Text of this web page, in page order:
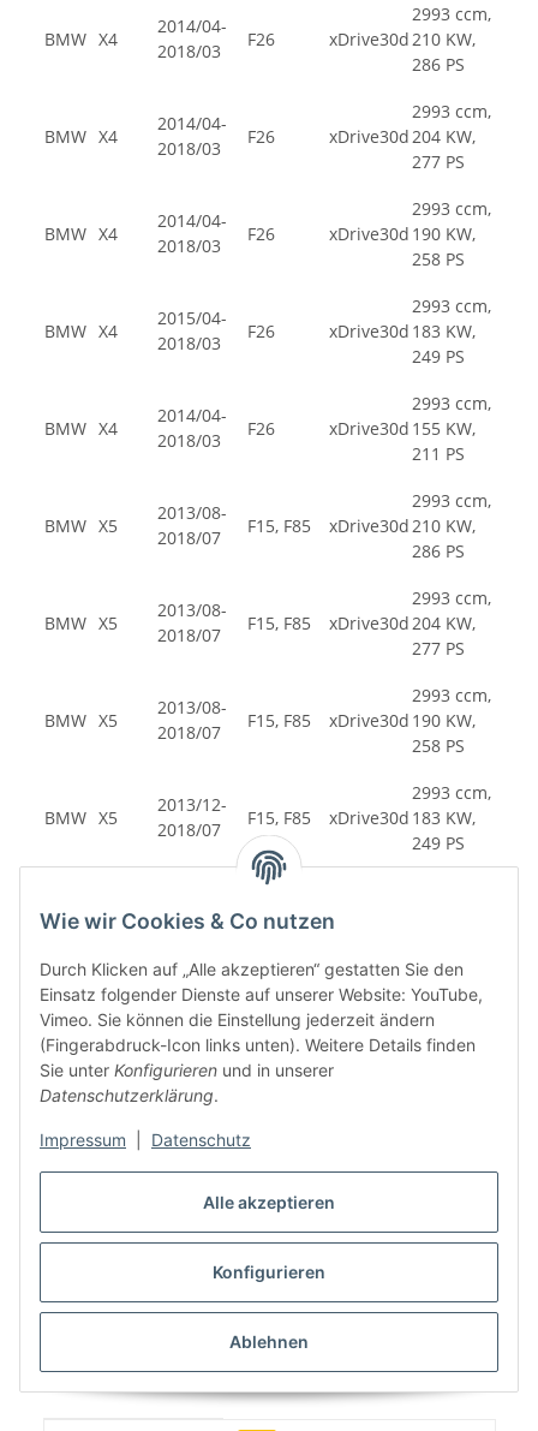
Alle akzeptieren
Konfigurieren
Ablehnen
Wie wir Cookies & Co nutzen
Durch Klicken auf „Alle akzeptieren“ gestatten Sie den
Einsatz folgender Dienste auf unserer Website: YouTube,
Vimeo. Sie können die Einstellung jederzeit ändern
(Fingerabdruck-Icon links unten). Weitere Details finden
Sie unter Konfigurieren und in unserer
Datenschutzerklärung.
Impressum Datenschutz
BMW X4
2014/04-
2018/03
F26 xDrive30d
2993 ccm,
210 KW,
286 PS
BMW X4
2014/04-
2018/03
F26 xDrive30d
2993 ccm,
204 KW,
277 PS
BMW X4
2014/04-
2018/03
F26 xDrive30d
2993 ccm,
190 KW,
258 PS
BMW X4
2015/04-
2018/03
F26 xDrive30d
2993 ccm,
183 KW,
249 PS
BMW X4
2014/04-
2018/03
F26 xDrive30d
2993 ccm,
155 KW,
211 PS
BMW X5
2013/08-
2018/07
F15, F85 xDrive30d
2993 ccm,
210 KW,
286 PS
BMW X5
2013/08-
2018/07
F15, F85 xDrive30d
2993 ccm,
204 KW,
277 PS
BMW X5
2013/08-
2018/07
F15, F85 xDrive30d
2993 ccm,
190 KW,
258 PS
BMW X5
2013/12-
2018/07
F15, F85 xDrive30d
2993 ccm,
183 KW,
249 PS
BMW X6
2019/07
F16, F86 xDrive30d
BMW X6
2014/08-
2019/07
F16, F86 xDrive30d
2993 ccm,
190 KW,
258 PS
BMW X6
2014/12-
2014/08-
F16, F86 xDrive30d
211 PS